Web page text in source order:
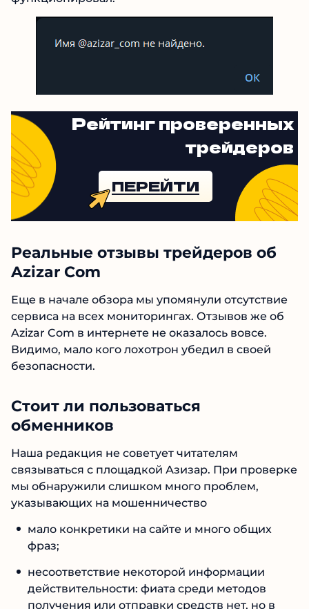
Рейтинг проверенных
трейдеров
Реальные отзывы трейдеров об
Azizar Com
Еще в начале обзора мы упомянули
Отзывов же об Azizar Com в интернете не
оказалось вовсе. Видимо, мало кого лохотрон
убедил в своей безопасности.
обменников
Наша редакция не советует читателям
проверке мы обнаружили слишком много
проблем, указывающих на мошенничество
мало конкретики на сайте и много общих
несоответствие некоторой информации
получения или отправки средств нет, но в
FAQ о нем пишут;
№1 В РЕЙТИНГЕ
Samorph 4.9
Рекомендованэкспертами Tehnoobzor:
высокий ROI, честная статистика и сотни
довольных клиентов.
Читать обзор